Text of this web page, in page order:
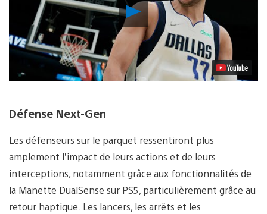
Lancer
la
vidéo
Défense Next-Gen
Les défenseurs sur le parquet ressentiront plus
amplement l’impact de leurs actions et de leurs
interceptions, notamment grâce aux fonctionnalités de
la Manette DualSense sur PS5, particulièrement grâce au
retour haptique. Les lancers, les arrêts et les